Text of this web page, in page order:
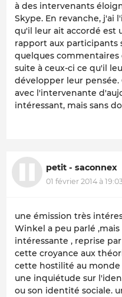
à des intervenants
Skype. En revanche,
qu'il leur ait accordé est
rapport aux participants
quelques
suite à ceux-ci ce qu'il
développer leur pensée.
avec l'intervenante
intéressant, mais sans
petit - saconnex
01 février 2014 à
une émission très
Winkel a peu parlé
intéressante , reprise
cette croyance aux
cette hostilité au
une inquiétude sur
ou son identité sociale.